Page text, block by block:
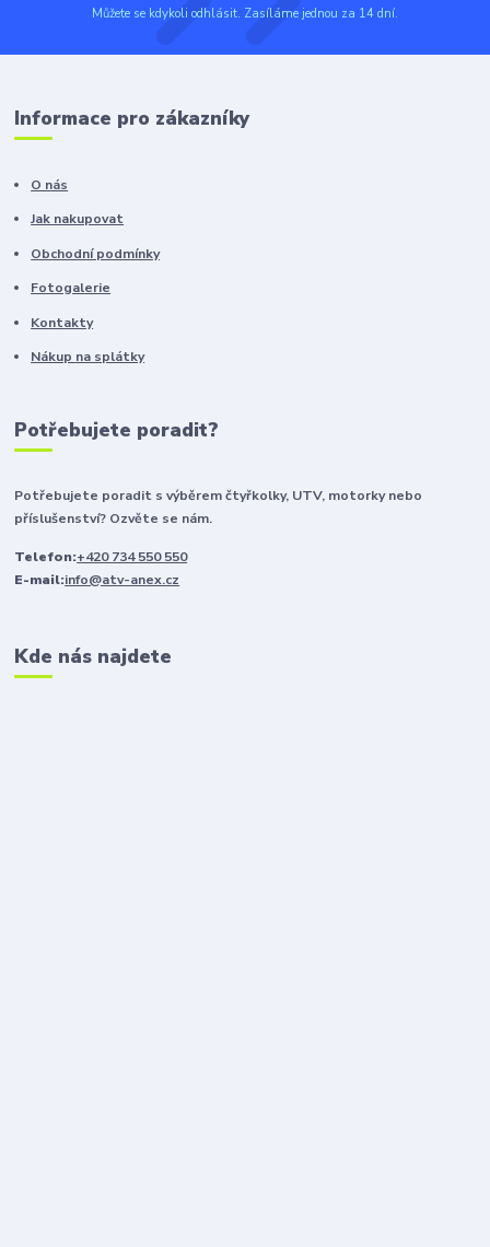
Můžete se kdykoli odhlásit. Zasíláme jednou za 14 dní.
Informace pro zákazníky
O nás
Jak nakupovat
Obchodní podmínky
Fotogalerie
Kontakty
Nákup na splátky
Potřebujete poradit?
Potřebujete poradit s výběrem čtyřkolky, UTV, motorky nebo
příslušenství? Ozvěte se nám.
Telefon:+420 734 550 550
E-mail:info@atv-anex.cz
Kde nás najdete